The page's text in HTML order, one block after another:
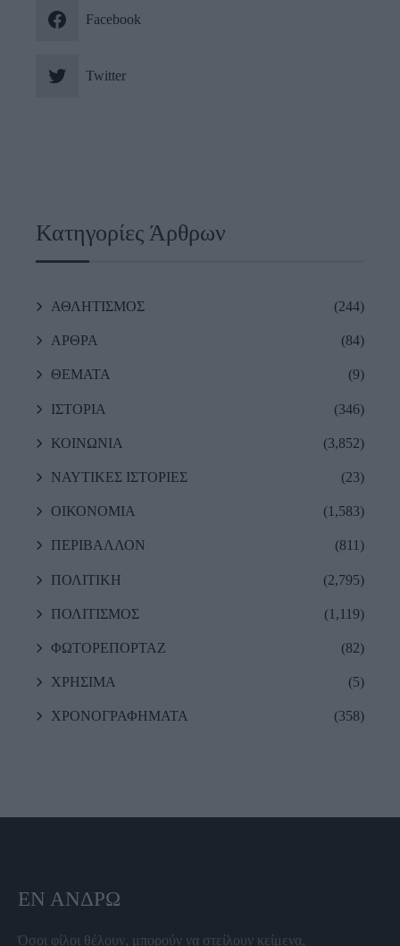
Facebook
Twitter
Κατηγορίες Άρθρων
ΑΘΛΗΤΙΣΜΟΣ (244)
ΑΡΘΡΑ (84)
ΘΕΜΑΤΑ (9)
ΙΣΤΟΡΙΑ (346)
ΚΟΙΝΩΝΙΑ (3,852)
ΝΑΥΤΙΚΕΣ ΙΣΤΟΡΙΕΣ (23)
ΟΙΚΟΝΟΜΙΑ (1,583)
ΠΕΡΙΒΑΛΛΟΝ (811)
ΠΟΛΙΤΙΚΗ (2,795)
ΠΟΛΙΤΙΣΜΟΣ (1,119)
ΦΩΤΟΡΕΠΟΡΤΑΖ (82)
ΧΡΗΣΙΜΑ (5)
ΧΡΟΝΟΓΡΑΦΗΜΑΤΑ (358)
ΕΝ ΆΝΔΡΩ
Όσοι φίλοι θέλουν, μπορούν να στείλουν κείμενα,